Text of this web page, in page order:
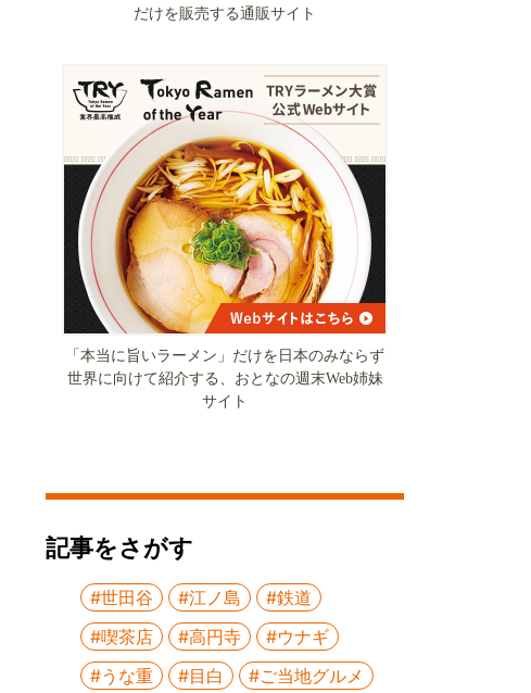
だけを販売する通販サイト
「本当に旨いラーメン」だけを日本のみならず
世界に向けて紹介する、おとなの週末Web姉妹
サイト
記事をさがす
#世田谷 #江ノ島
#鉄道
#喫茶店
#高円寺
#ウナギ
#うな重
#目白
#ご当地グルメ